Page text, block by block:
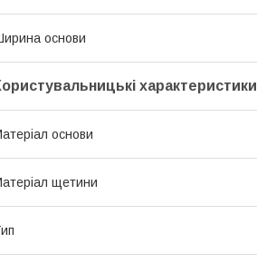
основи
характеристики
основи
щетини